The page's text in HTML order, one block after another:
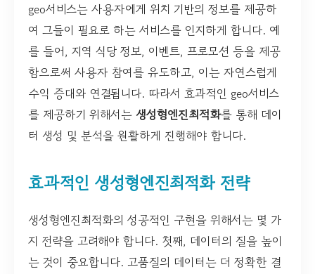
geo서비스는 사용자에게 위치 기반의 정보를 제공하
여 그들이 필요로 하는 서비스를 인지하게 합니다. 예
를 들어, 지역 식당 정보, 이벤트, 프로모션 등을 제공
함으로써 사용자 참여를 유도하고, 이는 자연스럽게
수익 증대와 연결됩니다. 따라서 효과적인 geo서비스
를 제공하기 위해서는 생성형엔진최적화를 통해 데이
터 생성 및 분석을 원활하게 진행해야 합니다.
효과적인 생성형엔진최적화 전략
생성형엔진최적화의 성공적인 구현을 위해서는 몇 가
지 전략을 고려해야 합니다. 첫째, 데이터의 질을 높이
는 것이 중요합니다. 고품질의 데이터는 더 정확한 결